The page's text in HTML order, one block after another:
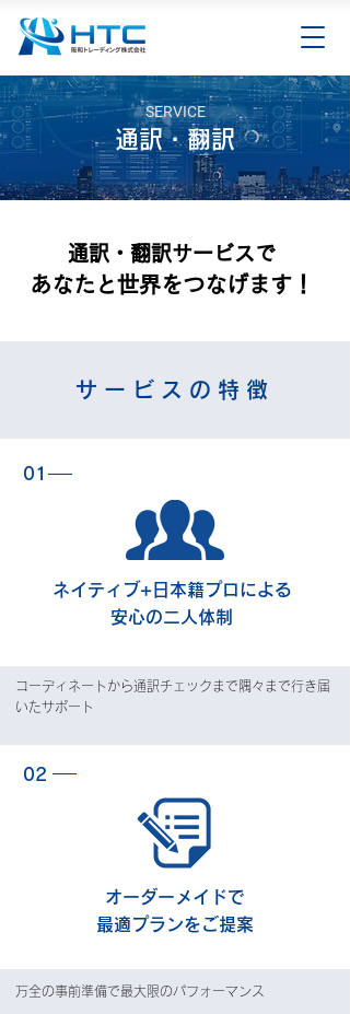
SERVICE
通訳・翻訳
通訳・翻訳サービスで
あなたと世界をつなげます！
サービスの特徴
コーディネートから通訳チェックまで隅々まで行き届
いたサポート
万全の事前準備で最大限のパフォーマンス
01
ネイティブ+日本籍プロによる
安心の二人体制
02
オーダーメイドで
最適プランをご提案